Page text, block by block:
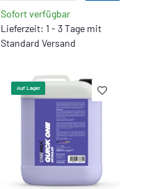
Sofort verfügbar
Lieferzeit: 1 - 3 Tage mit
Standard Versand
Auf Lager